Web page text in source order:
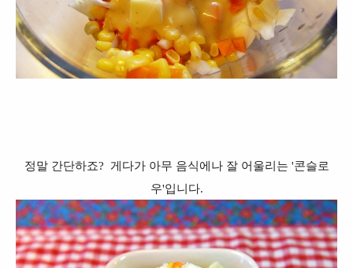
정말 간단하죠? 게다가 아무 음식에나 잘 어울리는 '콘슬로
우'입니다.